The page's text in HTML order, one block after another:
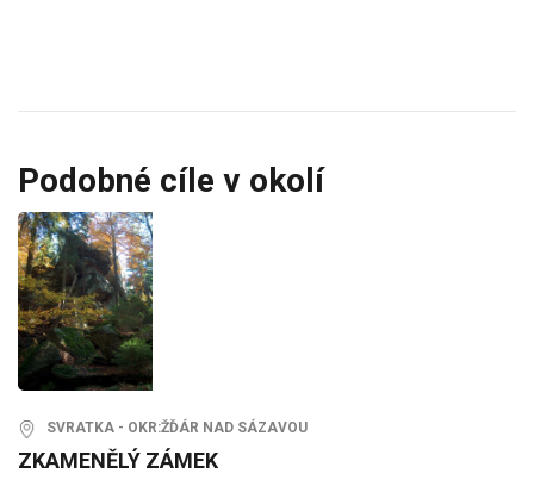
Podobné cíle v okolí
SVRATKA - OKR:ŽĎÁR NAD SÁZAVOU
ZKAMENĚLÝ ZÁMEK